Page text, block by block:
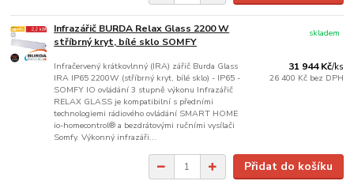
Infrazářič BURDA Relax Glass 2200 W
stříbrný kryt, bílé sklo SOMFY
Infračervený krátkovlnný (IRA) zářič Burda Glass
IRA IP65 2200W (stříbrný kryt, bílé sklo) - IP65 -
SOMFY IO ovládání 3 stupně výkonu Infrazářič
RELAX GLASS je kompatibilní s předními
technologiemi rádiového ovládání SMART HOME
io-homecontrol® a bezdrátovými ručními vysílači
Somfy. Výkonný infrazáři...
31 944 Kč/ks
26 400 Kč bez DPH
skladem
Přidat do košíku